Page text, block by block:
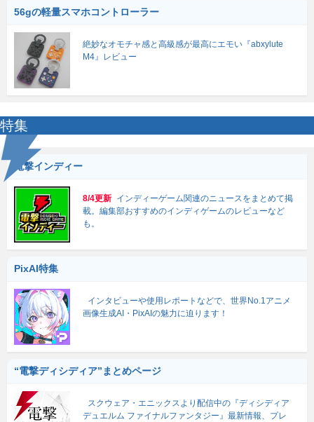
56gの軽量スマホコントローラー
絶妙なオモチャ感と高級感が最高にエモい『abxylute
M4』レビュー
特集
電撃インディー
8/4更新 インディーゲーム関連のニュースをまとめて掲
載。編集部おすすめのインディゲームのレビューなど
も。
PixAI特集
インタビューや使用レポートなどで、世界No.1アニメ
画像生成AI・PixAIの魅力に迫ります！
“電撃ディシディア”まとめページ
スクウェア・エニックスより配信中の『ディシディア
デュエルム ファイナルファンタジー』最新情報、プレ